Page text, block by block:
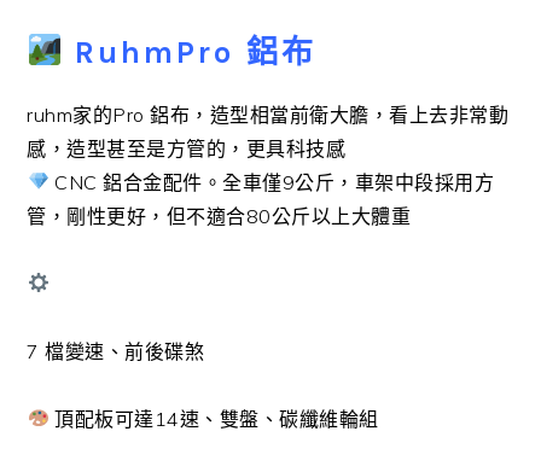
RuhmPro 鋁布
ruhm家的Pro 鋁布，造型相當前衛大膽，看上去非常動
感，造型甚至是方管的，更具科技感
CNC 鋁合金配件。全車僅9公斤，車架中段採用方
管，剛性更好，但不適合80公斤以上大體重
7 檔變速、前後碟煞
頂配板可達14速、雙盤、碳纖維輪組